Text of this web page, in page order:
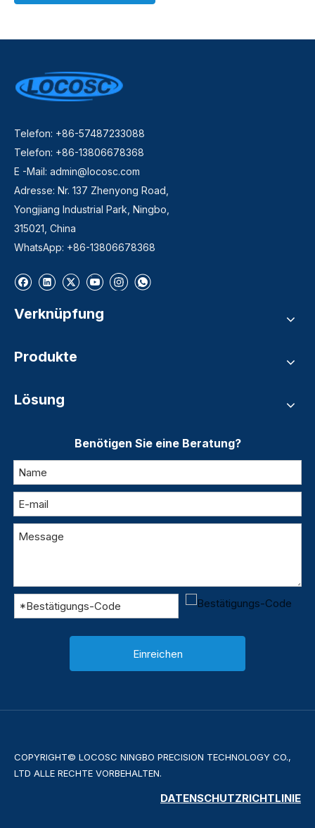
Telefon: +86-57487233088
Telefon: +86-13806678368
E -Mail: admin@locosc.com
Adresse: Nr. 137 Zhenyong Road,
Yongjiang Industrial Park, Ningbo,
315021, China
WhatsApp: +86-13806678368
Verknüpfung
Produkte
Lösung
Benötigen Sie eine Beratung?
Einreichen
COPYRIGHT© LOCOSC NINGBO PRECISION TECHNOLOGY CO.,
LTD ALLE RECHTE VORBEHALTEN.
DATENSCHUTZRICHTLINIE